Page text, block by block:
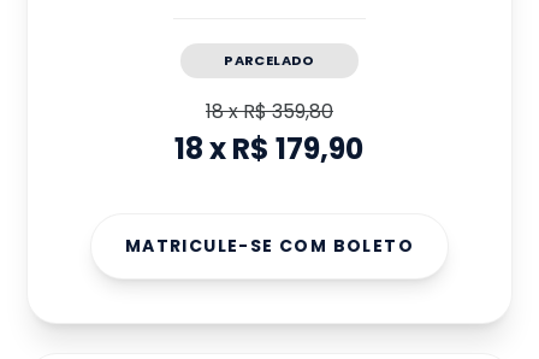
PARCELADO
18xR$ 359,80
18xR$ 179,90
MATRICULE-SE COM BOLETO